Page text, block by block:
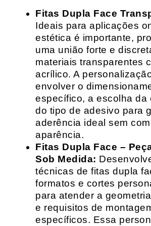
Fitas Dupla Face
Ideais para aplicações
estética é importante,
uma união forte e
materiais transparentes
acrílico. A
envolver o
específico, a escolha da
do tipo de adesivo para
aderência ideal sem
aparência.
Fitas Dupla Face –
Sob Medida:
técnicas de fitas dupla
formatos e cortes
para atender a
e requisitos de
específicos. Essa